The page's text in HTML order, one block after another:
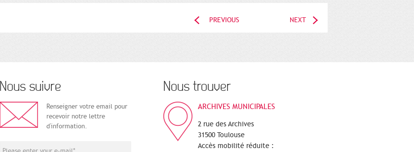
PREVIOUS NEXT
Nous suivre
Renseigner votre email pour
recevoir notre lettre
d'information.
Nous trouver
ARCHIVES MUNICIPALES
2 rue des Archives
31500 Toulouse
Accès mobilité réduite :